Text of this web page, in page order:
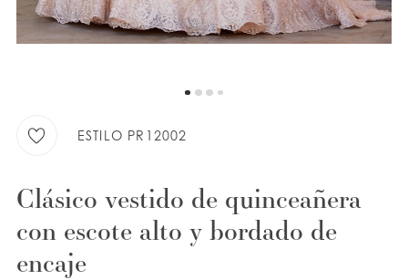
ESTILO PR12002
Clásico vestido de quinceañera
con escote alto y bordado de
encaje